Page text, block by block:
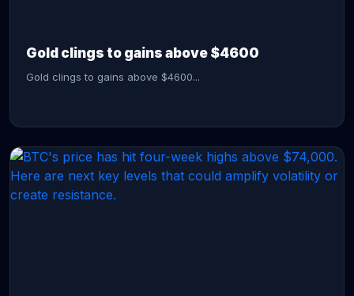
Gold clings to gains above $4600
Gold clings to gains above $4600...